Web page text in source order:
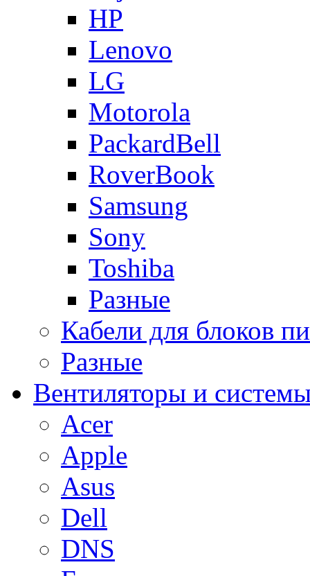
HP
Lenovo
LG
Motorola
PackardBell
RoverBook
Samsung
Sony
Toshiba
Разные
Кабели для блоков
Разные
Вентиляторы и
Acer
Apple
Asus
Dell
DNS